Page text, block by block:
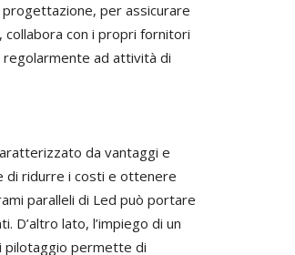
progettazione, per assicurare
con i propri fornitori
regolarmente ad attività di
da vantaggi e
di ridurre i costi e ottenere
paralleli di Led può portare
D’altro lato, l’impiego di un
pilotaggio permette di